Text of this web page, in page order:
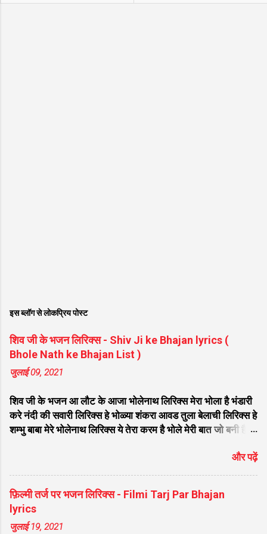
इस ब्लॉग से लोकप्रिय पोस्ट
शिव जी के भजन लिरिक्स - Shiv Ji ke Bhajan lyrics (
Bhole Nath ke Bhajan List )
जुलाई 09, 2021
शिव जी के भजन आ लौट के आजा भोलेनाथ लिरिक्स मेरा भोला है भंडारी
करे नंदी की सवारी लिरिक्स हे भोळ्या शंकरा आवड तुला बेलाची लिरिक्स हे
शम्भु बाबा मेरे भोलेनाथ लिरिक्स ये तेरा करम है भोले मेरी बात जो बनी है
गुलशन सा मेरे भोलेनाथ आये है लिरिक्स नगर में जोगी आया भेद कोई
समझ ना पाया लिरिक्स शिवजी तेरे द्वार हम भी आयेंगे लिरिक्स सांसो की
माला पे सिमरु मै शिव का नाम लिरिक्स डम डम डमरू बजाना होगा भोले
मेरी कुटिया में आना होगा लिरिक्स मेरे भोले से भोले बाबा लिरिक्स भोलेनाथ
का चेला लिरिक्स भोले चेला बना लेना लिरिक्स सिर पे विराजे गंगा की धार
लिरिक्स महादेवा - Mahadeva Hansraj Raghuwanshi लिरिक्स
और पढ़ें
फ़िल्मी तर्ज पर भजन लिरिक्स - Filmi Tarj Par Bhajan
lyrics
जुलाई 19, 2021